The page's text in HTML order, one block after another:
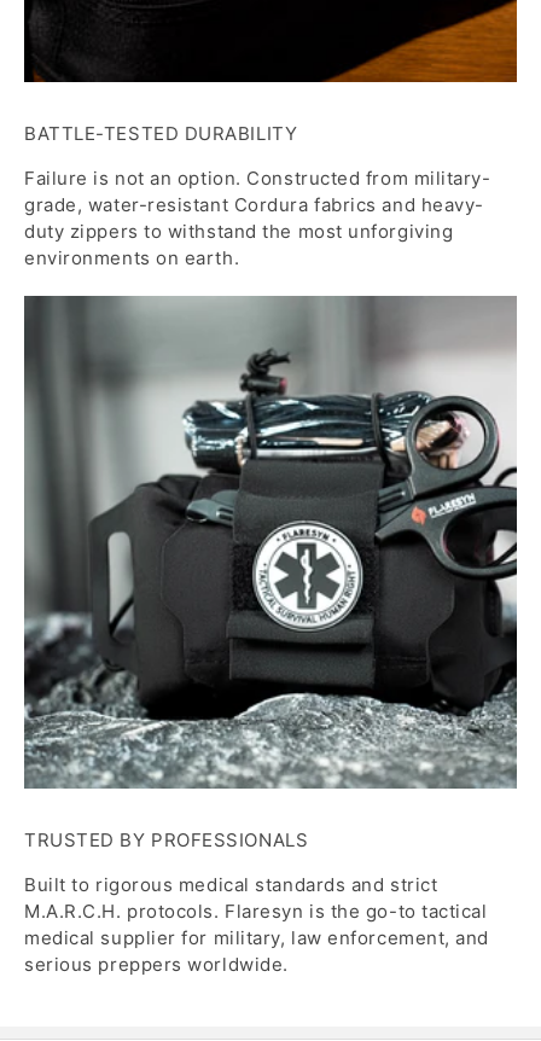
BATTLE-TESTED DURABILITY
Failure is not an option. Constructed from military-
grade, water-resistant Cordura fabrics and heavy-
duty zippers to withstand the most unforgiving
environments on earth.
TRUSTED BY PROFESSIONALS
Built to rigorous medical standards and strict
M.A.R.C.H. protocols. Flaresyn is the go-to tactical
medical supplier for military, law enforcement, and
serious preppers worldwide.